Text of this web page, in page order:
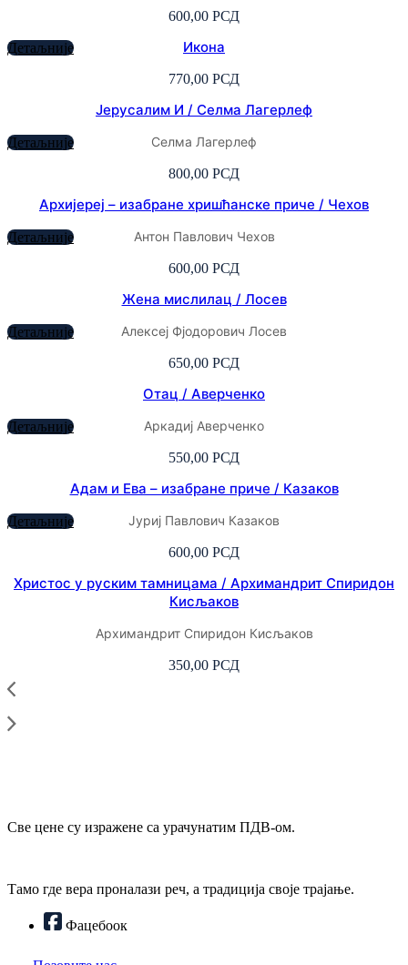
600,00 РСД
Икона
770,00 РСД
Детаљније
Јерусалим И / Селма Лагерлеф
Селма Лагерлеф
800,00 РСД
Детаљније
Архијереј – изабране хришћанске приче / Чехов
Антон Павлович Чехов
600,00 РСД
Детаљније
Жена мислилац / Лосев
Алексеј Фјодорович Лосев
650,00 РСД
Детаљније
Отац / Аверченко
Аркадиј Аверченко
550,00 РСД
Детаљније
Адам и Ева – изабране приче / Казаков
Јуриј Павлович Казаков
600,00 РСД
Детаљније
Христос у руским тамницама / Архимандрит Спиридон
Кисљаков
Архимандрит Спиридон Кисљаков
350,00 РСД
Све цене су изражене са урачунатим ПДВ-ом.
Тамо где вера проналази реч, а традиција своје трајање.
Фацебоок